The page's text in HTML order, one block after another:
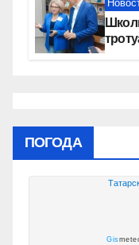
ПОГОДА
Gis